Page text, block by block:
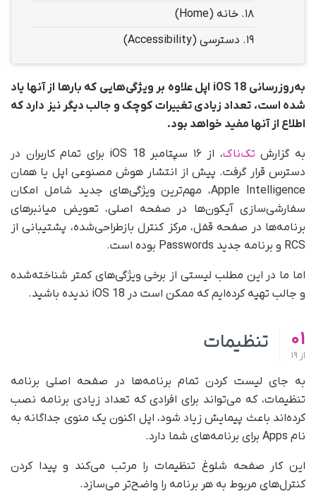
18. خانه (Home)
19. دسترسی (Accessibility)
به‌روزرسانی iOS 18 اپل علاوه بر ویژگی‌هایی که بارها از آنها یاد
شده است، تعداد زیادی تغییرات کوچک و جالب دیگر نیز دارد که
اطلاع از آنها مفید خواهد بود.
به‌ گزارش تک‌ناک
، از ۱۶ سپتامبر iOS 18 برای تمام کاربران در
دسترس قرار گرفت. پیش از انتشار هوش مصنوعی اپل یا همان
Apple Intelligence، مهم‌ترین ویژگی‌های جدید شامل امکان
سفارشی‌سازی آیکون‌ها در صفحه اصلی، تعویض میانبرهای
برنامه‌ها در صفحه قفل، مرکز کنترل بازطراحی‌شده، پشتیبانی از
RCS و برنامه جدید Passwords بوده است.
اما ما در این مطلب لیستی از برخی ویژگی‌های کمتر شناخته‌شده
و جالب تهیه کرده‌ایم که ممکن است در iOS 18 ندیده باشید.
01
از
تنظیمات
به جای لیست کردن تمام برنامه‌ها در صفحه اصلی برنامه
تنظیمات، که می‌تواند برای افرادی که تعداد زیادی برنامه نصب
کرده‌اند باعث پیمایش زیاد شود، اپل اکنون یک منوی جداگانه به
نام Apps برای برنامه‌های شما دارد.
این کار صفحه شلوغ تنظیمات را مرتب می‌کند و پیدا کردن
کنترل‌های مربوط به هر برنامه را واضح‌تر می‌سازد.